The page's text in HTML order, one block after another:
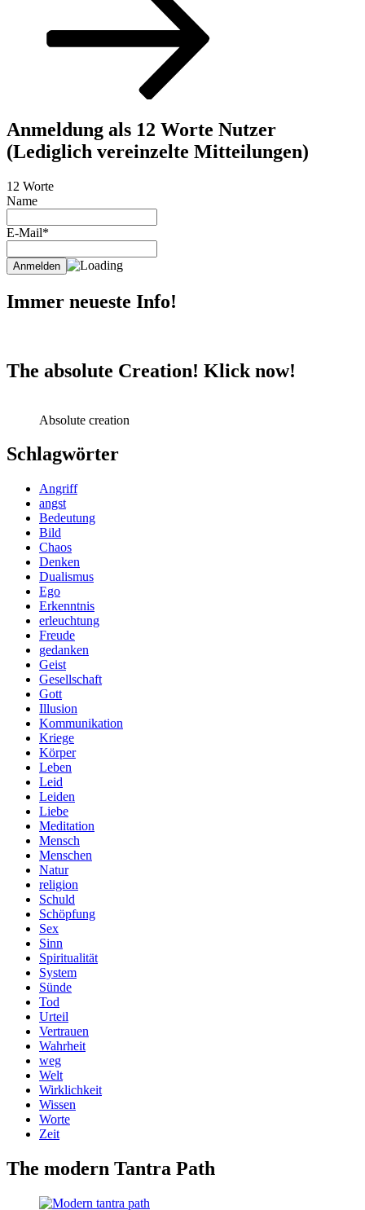
Anmeldung als 12 Worte Nutzer
(Lediglich vereinzelte Mitteilungen)
12 Worte
Name
E-Mail*
Immer neueste Info!
The absolute Creation! Klick now!
Absolute creation
Schlagwörter
Angriff
angst
Bedeutung
Bild
Chaos
Denken
Dualismus
Ego
Erkenntnis
erleuchtung
Freude
gedanken
Geist
Gesellschaft
Gott
Illusion
Kommunikation
Kriege
Körper
Leben
Leid
Leiden
Liebe
Meditation
Mensch
Menschen
Natur
religion
Schuld
Schöpfung
Sex
Sinn
Spiritualität
System
Sünde
Tod
Urteil
Vertrauen
Wahrheit
weg
Welt
Wirklichkeit
Wissen
Worte
Zeit
The modern Tantra Path